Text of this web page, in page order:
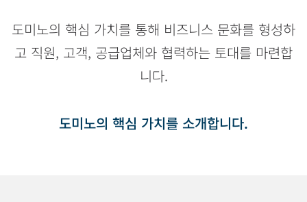
도미노의 핵심 가치를 통해 비즈니스 문화를 형성하
고 직원, 고객, 공급업체와 협력하는 토대를 마련합
니다.
도미노의 핵심 가치를 소개합니다.